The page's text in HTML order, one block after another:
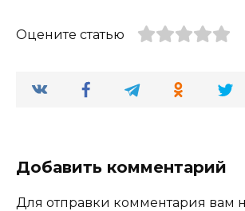
Оцените статью
Добавить комментарий
Для отправки комментария вам